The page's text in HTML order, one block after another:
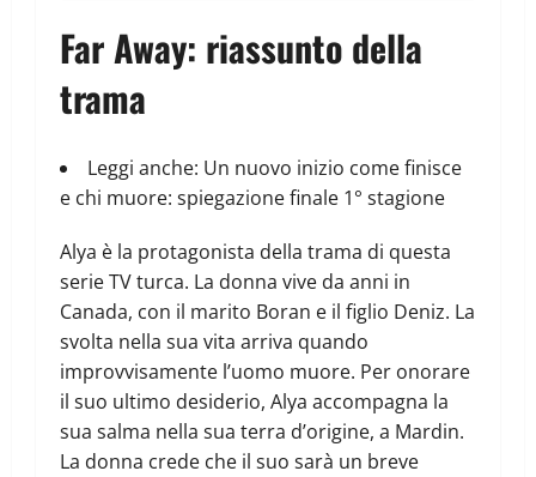
Far Away: riassunto della
trama
Leggi anche: Un nuovo inizio come finisce
e chi muore: spiegazione finale 1° stagione
Alya è la protagonista della trama di questa
serie TV turca. La donna vive da anni in
Canada, con il marito Boran e il figlio Deniz. La
svolta nella sua vita arriva quando
improvvisamente l’uomo muore. Per onorare
il suo ultimo desiderio, Alya accompagna la
sua salma nella sua terra d’origine, a Mardin.
La donna crede che il suo sarà un breve